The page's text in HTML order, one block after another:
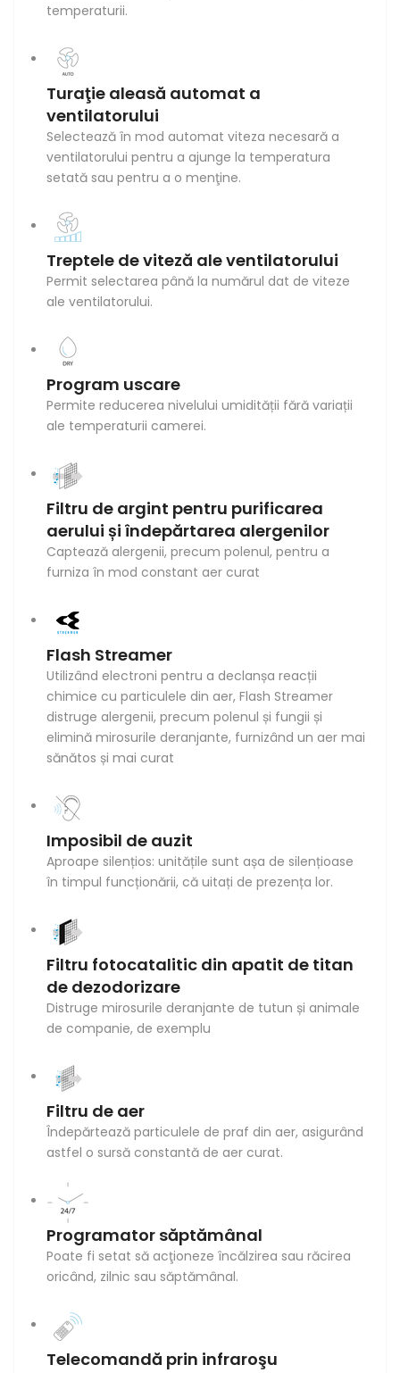
temperaturii.
Turaţie aleasă automat a
ventilatorului
Selectează în mod automat viteza necesară a
ventilatorului pentru a ajunge la temperatura
setată sau pentru a o menţine.
Treptele de viteză ale ventilatorului
Permit selectarea până la numărul dat de viteze
ale ventilatorului.
Program uscare
Permite reducerea nivelului umidității fără variații
ale temperaturii camerei.
Filtru de argint pentru purificarea
aerului și îndepărtarea alergenilor
Captează alergenii, precum polenul, pentru a
furniza în mod constant aer curat
Flash Streamer
Utilizând electroni pentru a declanșa reacții
chimice cu particulele din aer, Flash Streamer
distruge alergenii, precum polenul și fungii și
elimină mirosurile deranjante, furnizând un aer mai
sănătos și mai curat
Imposibil de auzit
Aproape silențios: unitățile sunt așa de silențioase
în timpul funcționării, că uitați de prezența lor.
Filtru fotocatalitic din apatit de titan
de dezodorizare
Distruge mirosurile deranjante de tutun și animale
de companie, de exemplu
Filtru de aer
Îndepărtează particulele de praf din aer, asigurând
astfel o sursă constantă de aer curat.
Programator săptămânal
Poate fi setat să acţioneze încălzirea sau răcirea
oricând, zilnic sau săptămânal.
Telecomandă prin infraroşu